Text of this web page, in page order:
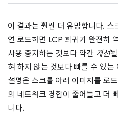
이 결과는 훨씬 더 유망합니다. 스
연 로드하면 LCP 회귀가 완전히
사용 중지하는 것보다 약간 개선
혀 하지 않는 것보다 빠를 수 있는
설명은 스크롤 아래 이미지를 로
의 네트워크 경합이 줄어들고 더
니다.